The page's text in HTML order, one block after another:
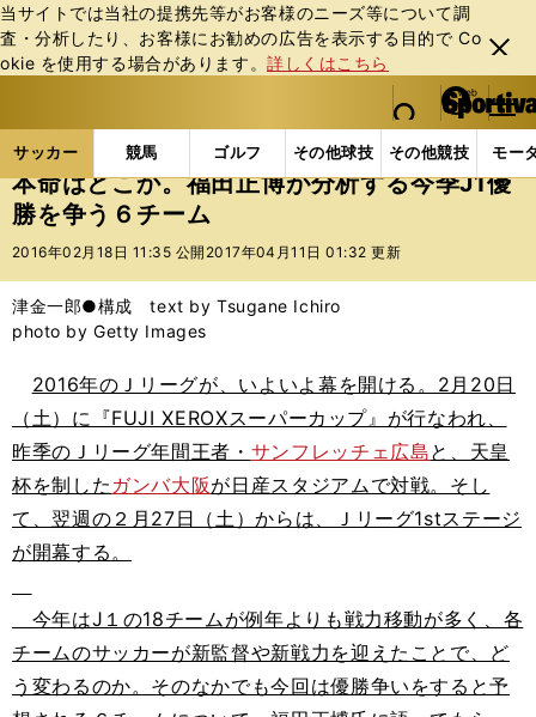
当サイトでは当社の提携先等がお客様のニーズ等について調
査・分析したり、お客様にお勧めの広告を表⽰する⽬的で Co
okie を使⽤する場合があります。詳しくはこちら
閉じ
る
web Sportiva (webスポルティーバ)
検索
マイペ
ー
ジ
メニュ
サッカー 競馬 ゴルフ その他球技 その他競技 モー
ス
ポ
ル
バ
サッカーの記事一覧 Jリーグ他 福田正博 本命は
本命はどこか。福田正博が分析する今季J1優
勝を争う６チーム
2016年02月18日 11:35 公開 2017年04月11日 01:32 更新
津金一郎●構成 text by Tsugane Ichiro
photo by Getty Images
2016年のＪリーグが、いよいよ幕を開ける。2月20日
（土）に『FUJI XEROXスーパーカップ』が行なわれ、
昨季のＪリーグ年間王者・ サンフレッチェ広島と、天皇
杯を制した ガンバ大阪が日産スタジアムで対戦。そし
て、翌週の２月27日（土）からは、Ｊリーグ1stステージ
が開幕する。
今年はJ１の18チームが例年よりも戦力移動が多く、各
チームのサッカーが新監督や新戦力を迎えたことで、ど
う変わるのか。そのなかでも今回は優勝争いをすると予